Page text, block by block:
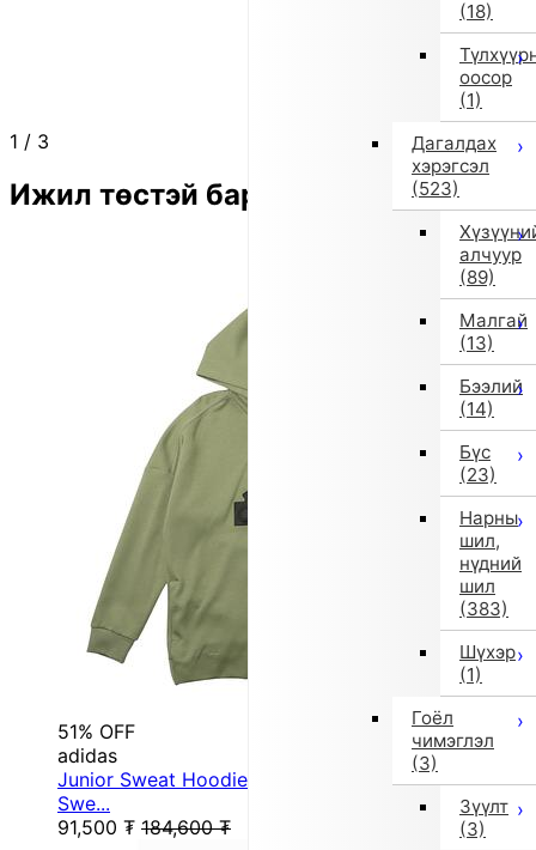
(18)
оосор
(1)
Дагалдах
хэрэгсэл
(523)
алчуур
(89)
Малгай
(13)
Бээлий
(14)
Бүс
(23)
Нарны
шил,
нүдний
шил
(383)
Шүхэр
(1)
Гоёл
чимэглэл
(3)
Зүүлт
(3)
1 / 3
Ижил төстэй бараа
51% OFF
adidas
Junior Sweat Hoodie Future Icon Logo Hooded
Swe...
91,500 ₮ 184,600 ₮